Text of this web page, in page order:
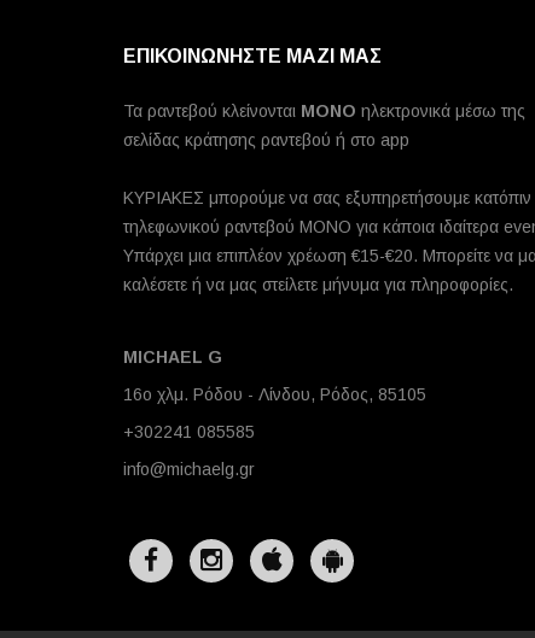
ΕΠΙΚΟΙΝΩΝΗΣΤΕ ΜΑΖΙ ΜΑΣ
Τα ραντεβού κλείνονται MONO ηλεκτρονικά μέσω της
σελίδας κράτησης ραντεβού ή στο app
ΚΥΡΙΑΚΕΣ μπορούμε να σας εξυπηρετήσουμε κατόπιν
τηλεφωνικού ραντεβού ΜΟΝΟ για κάποια ιδαίτερα
Υπάρχει μια επιπλέον χρέωση €15-€20. Μπορείτε να
καλέσετε ή να μας στείλετε μήνυμα για πληροφορίες.
MICHAEL G
16ο χλμ. Ρόδου - Λίνδου, Ρόδος, 85105
+302241 085585
info@michaelg.gr